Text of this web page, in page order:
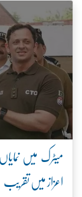
میٹرک میں
اعزاز میں تقریب